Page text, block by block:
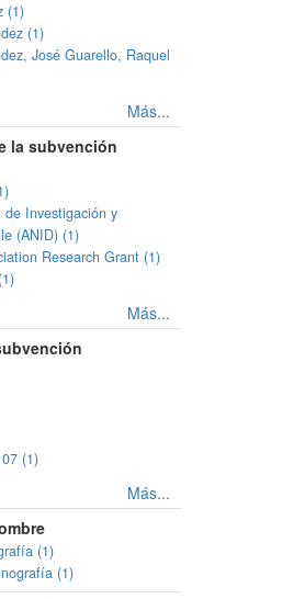
(1)
(1)
José Guarello, Raquel
Más...
la subvención
de Investigación y
(ANID) (1)
Research Grant (1)
Más...
(1)
Más...
(1)
(1)